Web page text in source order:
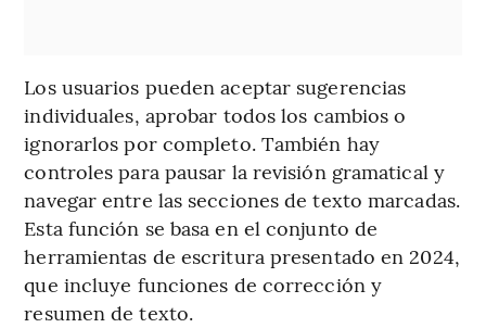
Los usuarios pueden aceptar sugerencias
individuales, aprobar todos los cambios o
ignorarlos por completo. También hay
controles para pausar la revisión gramatical y
navegar entre las secciones de texto marcadas.
Esta función se basa en el conjunto de
herramientas de escritura presentado en 2024,
que incluye funciones de corrección y
resumen de texto.